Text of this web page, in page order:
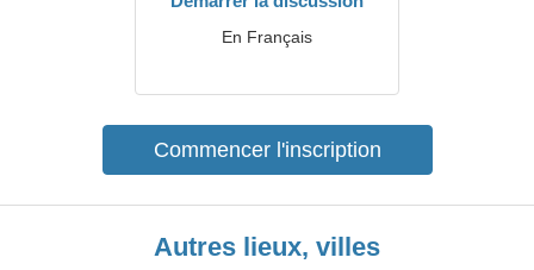
En Français
Commencer l'inscription
Autres lieux, villes